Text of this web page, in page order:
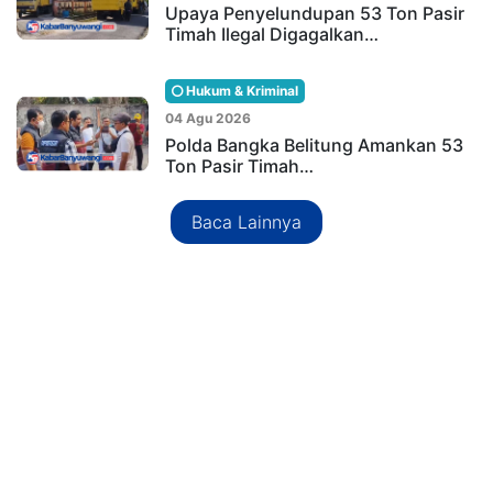
Upaya Penyelundupan 53 Ton Pasir
Timah Ilegal Digagalkan…
Hukum & Kriminal
04 Agu 2026
Polda Bangka Belitung Amankan 53
Ton Pasir Timah…
Baca Lainnya